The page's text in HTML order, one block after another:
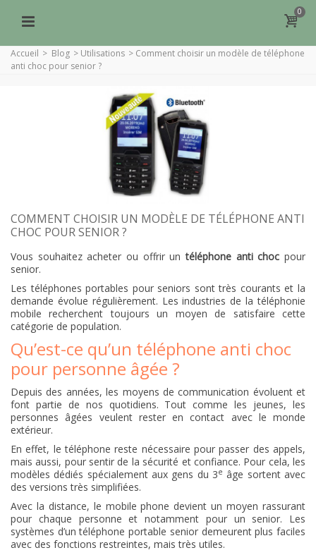
0
Accueil > Blog > Utilisations > Comment choisir un modèle de téléphone
anti choc pour senior ?
COMMENT CHOISIR UN MODÈLE DE TÉLÉPHONE ANTI
CHOC POUR SENIOR ?
Vous souhaitez acheter ou offrir untéléphone anti choc pour
senior.
Les téléphones portables pour seniors sont très courants et la
demande évolue régulièrement. Les industries de la téléphonie
mobile recherchent toujours un moyen de satisfaire cette
catégorie de population.
Qu’est-ce qu’un téléphone anti choc
pour personne âgée ?
Depuis des années, les moyens de communication évoluent et
font partie de nos quotidiens. Tout comme les jeunes, les
personnes âgées veulent rester en contact avec le monde
extérieur.
En effet, le téléphone reste nécessaire pour passer des appels,
mais aussi, pour sentir de la sécurité et confiance. Pour cela, les
modèles dédiés spécialement aux gens du 3e âge sortent avec
des versions très simplifiées.
Avec la distance, le mobile phone devient un moyen rassurant
pour chaque personne et notamment pour un senior. Les
systèmes d’un téléphone portable senior demeurent plus faciles
avec des fonctions restreintes, mais très utiles.